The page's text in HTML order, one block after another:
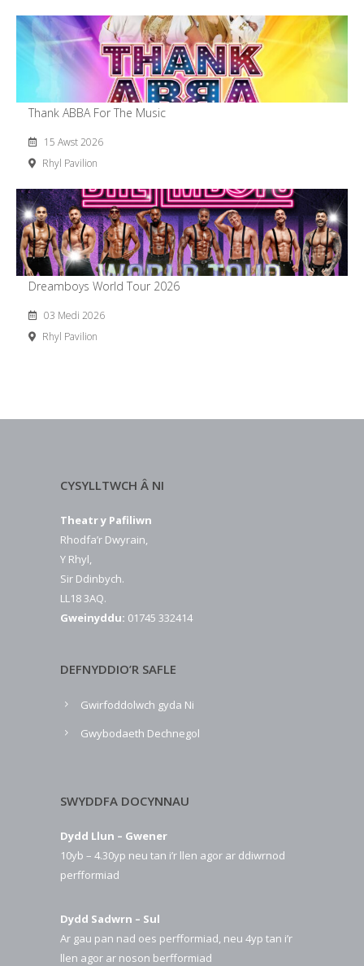
Thank ABBA For The Music
15 Awst 2026
Rhyl Pavilion
Dreamboys World Tour 2026
03 Medi 2026
Rhyl Pavilion
CYSYLLTWCH Â NI
Theatr y Pafiliwn
Rhodfa’r Dwyrain,
Y Rhyl,
Sir Ddinbych.
LL18 3AQ.
Gweinyddu: 01745 332414
DEFNYDDIO’R SAFLE
Gwirfoddolwch gyda Ni
Gwybodaeth Dechnegol
SWYDDFA DOCYNNAU
Dydd Llun – Gwener
10yb – 4.30yp neu tan i’r llen agor ar ddiwrnod
perfformiad
Dydd Sadwrn – Sul
Ar gau pan nad oes perfformiad, neu 4yp tan i’r
llen agor ar noson berfformiad